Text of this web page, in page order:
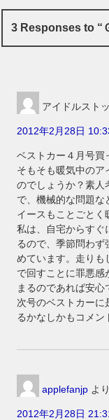
3 Responses to “
アイドルスト
2012年2月28日
ベストカー４月号買
そもそも暖気中のア
のでしょうか？素人
で、機械的な問題な
イースもことごとく
私は、自宅からすぐ
るので、季節問わず
めています。走りも
で回すことに罪悪感
まるのであれば安心
次号のベストカーに
るかなしかもコメン
applefanjp よ
2012年2月28日